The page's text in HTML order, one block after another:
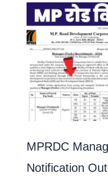
MPRDC
Notification